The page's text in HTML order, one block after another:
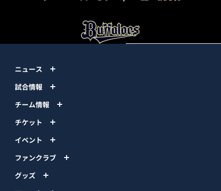
ニュース
試合情報
チーム情報
チケット
イベント
ファンクラブ
グッズ